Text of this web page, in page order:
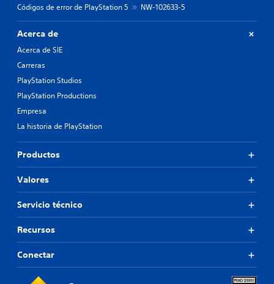
Códigos de error de PlayStation 5
NW-102633-5
Acerca de
Acerca de SIE
Carreras
PlayStation Studios
PlayStation Productions
Empresa
La historia de PlayStation
Productos
Valores
Servicio técnico
Recursos
Conectar